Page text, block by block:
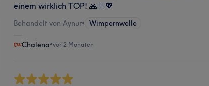
einem wirklich TOP! 🙏🏼💖
Behandelt von Aynur• Wimpernwelle
Chalena•vor 2 Monaten